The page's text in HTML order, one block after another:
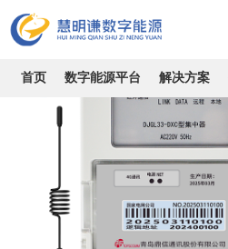
首页 数字能源平台 解决方案